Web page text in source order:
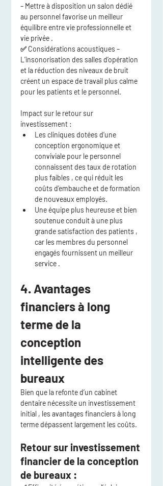
– Mettre à disposition un salon dédié
au personnel favorise un meilleur
équilibre entre vie professionnelle et
vie privée .
✅ Considérations acoustiques –
L’insonorisation des salles d’opération
et la réduction des niveaux de bruit
créent un espace de travail plus calme
pour les patients et le personnel.
Impact sur le retour sur
investissement :
Les cliniques dotées d’une
conception ergonomique et
conviviale pour le personnel
connaissent des taux de rotation
plus faibles , ce qui réduit les
coûts d’embauche et de formation
de nouveaux employés.
Une équipe plus heureuse et bien
soutenue conduit à une plus
grande satisfaction des patients ,
car les membres du personnel
engagés fournissent un meilleur
service .
4. Avantages
financiers à long
terme de la
conception
intelligente des
bureaux
Bien que la refonte d’un cabinet
dentaire nécessite un investissement
initial , les avantages financiers à long
terme dépassent largement les coûts.
Retour sur investissement
financier de la conception
de bureaux :